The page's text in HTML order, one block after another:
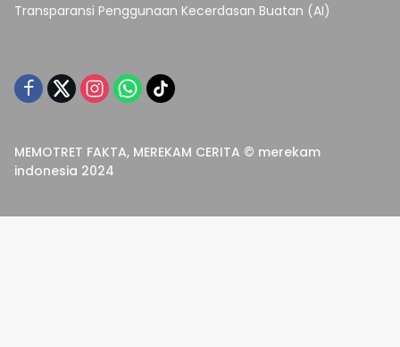
Transparansi Penggunaan Kecerdasan Buatan (AI)
MEMOTRET FAKTA, MEREKAM CERITA © merekam
indonesia 2024